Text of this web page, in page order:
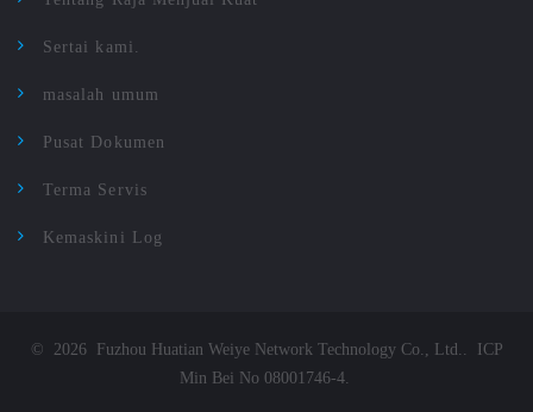
Sertai kami.
masalah umum
Pusat Dokumen
Terma Servis
Kemaskini Log
© 2026 Fuzhou Huatian Weiye Network Technology Co., Ltd. .
ICP
Min Bei No 08001746-4.